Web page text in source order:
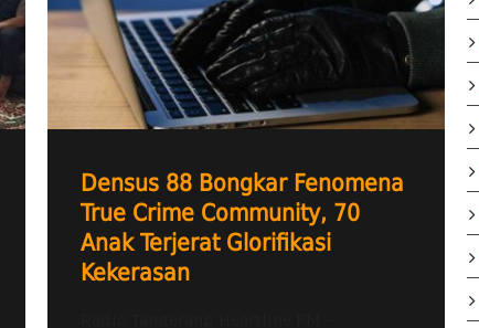
Densus 88 Bongkar Fenomena
True Crime Community, 70
Anak Terjerat Glorifikasi
Kekerasan